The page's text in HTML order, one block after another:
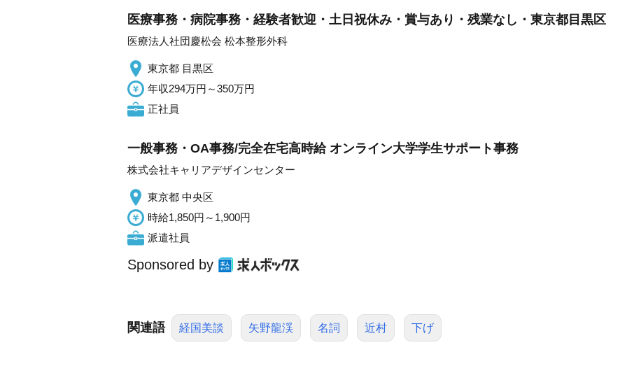
医療事務・病院事務・経験者歓迎・土日祝休み・賞与あり・残業なし・東京都目黒区
医療法人社団慶松会 松本整形外科
東京都 目黒区
年収294万円～350万円
正社員
一般事務・OA事務/完全在宅高時給 オンライン大学学生サポート事務
株式会社キャリアデザインセンター
東京都 中央区
時給1,850円～1,900円
派遣社員
Sponsored by
関連語 経国美談 矢野龍渓 名詞 近村 下げ